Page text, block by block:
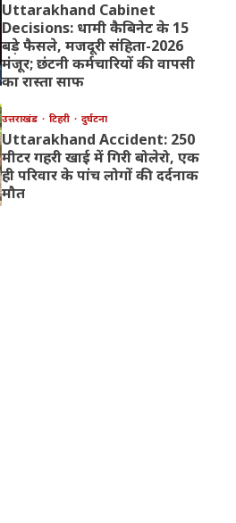
Uttarakhand Cabinet
Decisions: धामी कैबिनेट के 15
बड़े फैसले, मजदूरी संहिता-2026
मंजूर; छंटनी कर्मचारियों की वापसी
का रास्ता साफ
उत्तराखंड टिहरी दुर्घटना
Uttarakhand Accident: 250
मीटर गहरी खाई में गिरी बोलेरो, एक
ही परिवार के पांच लोगों की दर्दनाक
मौत